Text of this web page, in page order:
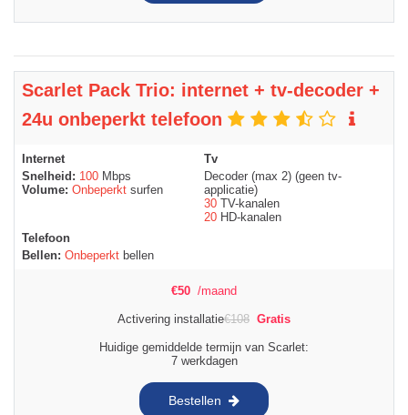
Scarlet Pack Trio: internet + tv-decoder +
24u onbeperkt telefoon
Internet
Snelheid: 100 Mbps
Volume: Onbeperkt surfen
Tv
Decoder (max 2) (geen tv-
applicatie)
30 TV-kanalen
20 HD-kanalen
Telefoon
Bellen: Onbeperkt bellen
€50 /maand
Activering installatie€108 Gratis
Huidige gemiddelde termijn van Scarlet:
7 werkdagen
Bestellen